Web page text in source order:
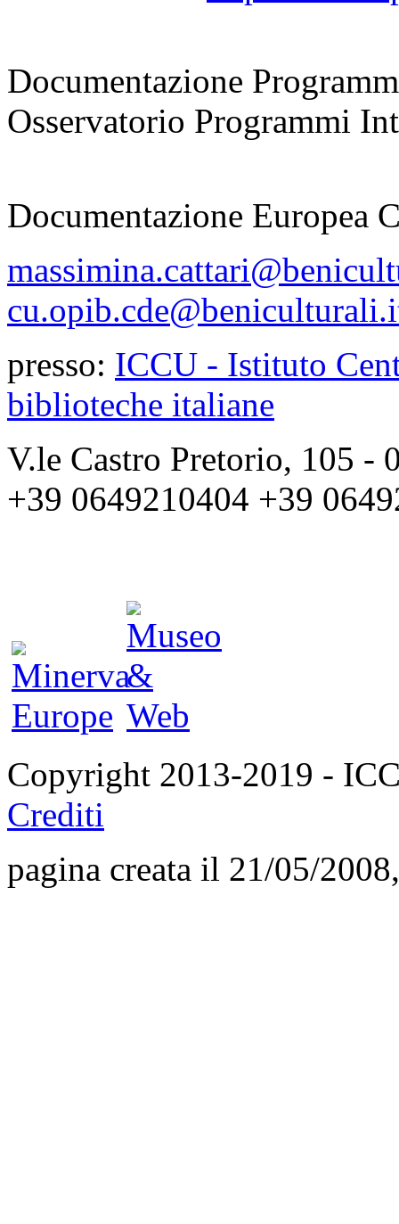
Documentazione
Osservatorio Programmi
Documentazione Europea
presso: ICCU - Istituto
biblioteche italiane
V.le Castro Pretorio, 105 -
+39 0649210404 +39
Copyright 2013-2019 -
Crediti
pagina creata il 21/05/